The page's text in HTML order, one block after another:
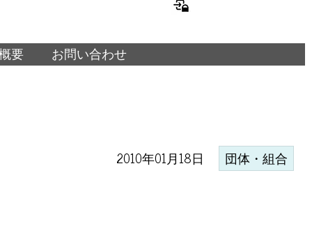
要 お問い合わせ
2010年01月18日 団体・組合